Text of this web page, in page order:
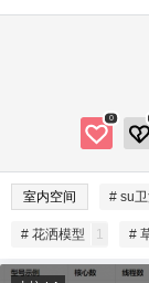
0
室内空间 # su
# 花洒模型 1 #
2
20